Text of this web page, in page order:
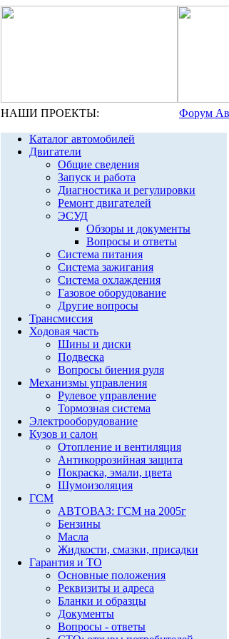
НАШИ ПРОЕКТЫ: Форум
Каталог автомобилей
Двигатели
Общие сведения
Запуск и работа
Диагностика и регулировки
Ремонт двигателей
ЭСУД
Обзоры и документы
Вопросы и ответы
Система питания
Система зажигания
Система охлаждения
Газовое оборудование
Другие вопросы
Трансмиссия
Ходовая часть
Шины и диски
Подвеска
Вопросы биения руля
Механизмы управления
Рулевое управление
Тормозная система
Электрооборудование
Кузов и салон
Отопление и вентиляция
Антикоррозийная защита
Покраска, эмали, цвета
Шумоизоляция
ГСМ
АВТОВАЗ: ГСМ на 2005г
Бензины
Масла
Жидкости, смазки, присадки
Гарантия и ТО
Основные положения
Реквизиты и адреса
Бланки и образцы
Документы
Вопросы - ответы